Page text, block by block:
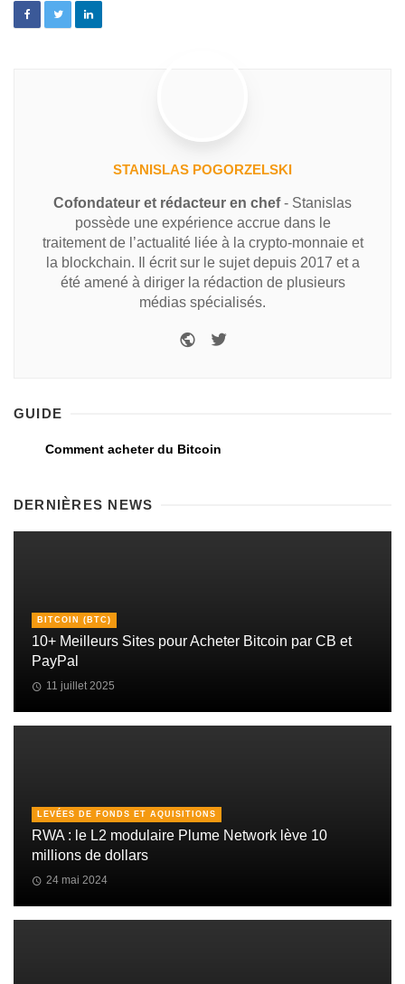
STANISLAS POGORZELSKI
Cofondateur et rédacteur en chef- Stanislas
possède une expérience accrue dans le
traitement de l’actualité liée à la crypto-monnaie et
la blockchain. Il écrit sur le sujet depuis 2017 et a
été amené à diriger la rédaction de plusieurs
médias spécialisés.
GUIDE
Comment acheter du Bitcoin
DERNIÈRES NEWS
BITCOIN (BTC)
10+ Meilleurs Sites pour Acheter Bitcoin par CB et
PayPal
11 juillet 2025
LEVÉES DE FONDS ET AQUISITIONS
RWA : le L2 modulaire Plume Network lève 10
millions de dollars
24 mai 2024